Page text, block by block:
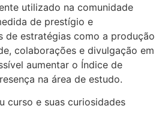
utilizado na comunidade
de prestígio e
de estratégias como a produção
colaborações e divulgação em
aumentar o Índice de
na área de estudo.
curso e suas curiosidades